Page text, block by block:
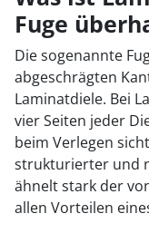
Fuge
Die sogenannte
abgeschrägten
Laminatdiele. Bei
vier Seiten jeder
beim Verlegen
strukturierter und
ähnelt stark der
allen Vorteilen